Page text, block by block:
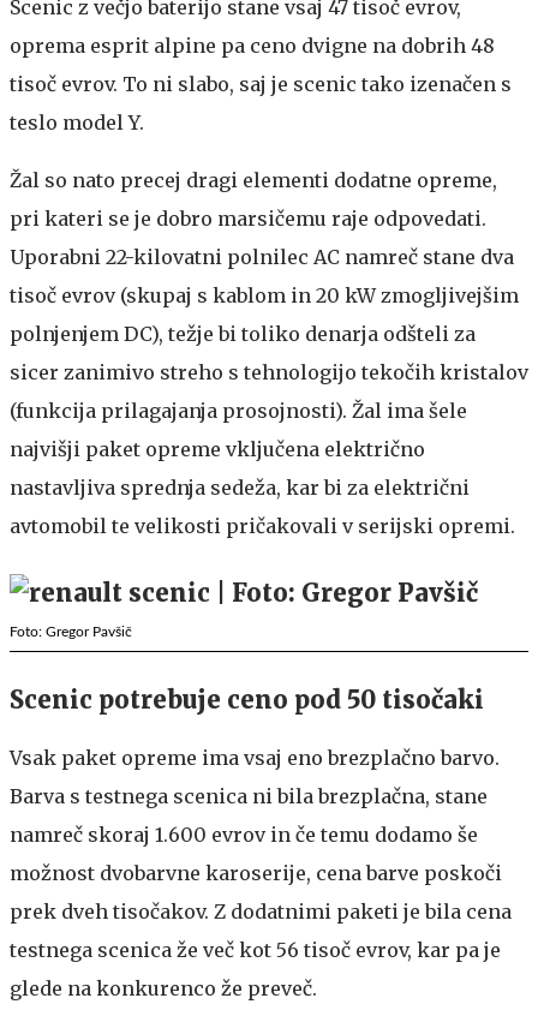
Scenic z večjo baterijo stane vsaj 47 tisoč evrov,
oprema esprit alpine pa ceno dvigne na dobrih 48
tisoč evrov. To ni slabo, saj je scenic tako izenačen s
teslo model Y.
Žal so nato precej dragi elementi dodatne opreme,
pri kateri se je dobro marsičemu raje odpovedati.
Uporabni 22-kilovatni polnilec AC namreč stane dva
tisoč evrov (skupaj s kablom in 20 kW zmogljivejšim
polnjenjem DC), težje bi toliko denarja odšteli za
sicer zanimivo streho s tehnologijo tekočih kristalov
(funkcija prilagajanja prosojnosti). Žal ima šele
najvišji paket opreme vključena električno
nastavljiva sprednja sedeža, kar bi za električni
avtomobil te velikosti pričakovali v serijski opremi.
Foto: Gregor Pavšič
Scenic potrebuje ceno pod 50 tisočaki
Vsak paket opreme ima vsaj eno brezplačno barvo.
Barva s testnega scenica ni bila brezplačna, stane
namreč skoraj 1.600 evrov in če temu dodamo še
možnost dvobarvne karoserije, cena barve poskoči
prek dveh tisočakov. Z dodatnimi paketi je bila cena
testnega scenica že več kot 56 tisoč evrov, kar pa je
glede na konkurenco že preveč.